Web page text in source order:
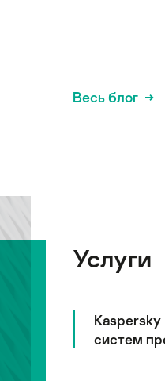
Весь блог
Услуги
Kaspersky
систем